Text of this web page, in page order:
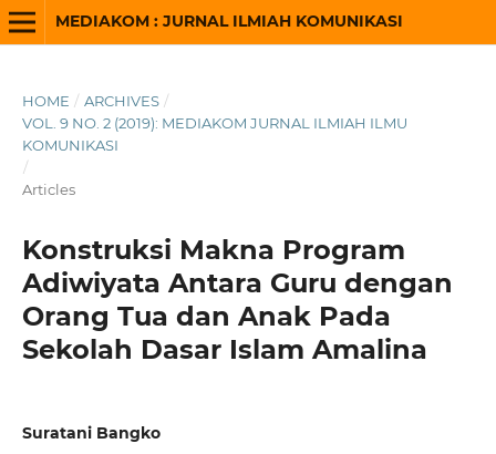
MEDIAKOM : JURNAL ILMIAH KOMUNIKASI
HOME / ARCHIVES /
VOL. 9 NO. 2 (2019): MEDIAKOM JURNAL ILMIAH ILMU
KOMUNIKASI
/
Articles
Konstruksi Makna Program
Adiwiyata Antara Guru dengan
Orang Tua dan Anak Pada
Sekolah Dasar Islam Amalina
Suratani Bangko